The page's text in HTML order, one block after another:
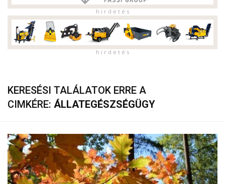
h i r d e t é s
h i r d e t é s
KERESÉSI TALÁLATOK ERRE A
CIMKÉRE: ÁLLATEGÉSZSÉGÜGY